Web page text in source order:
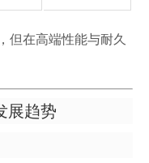
但在高端性能与耐久
展趋势